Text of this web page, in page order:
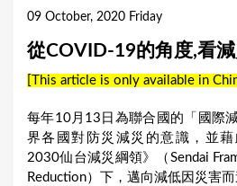
09 October, 2020 Friday
從COVID-19的角度,看
[This article is only available in
每年10月13日為聯合國的「國際
界各國對防災減災的意識，並
2030仙台減災綱領》（Sendai
Reduction）下，邁向減低因災害